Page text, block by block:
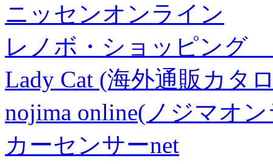
ニッセンオンライン
レノボ・ショッピング
Lady Cat (海外通販カタ
nojima online(ノジマオ
カーセンサーnet